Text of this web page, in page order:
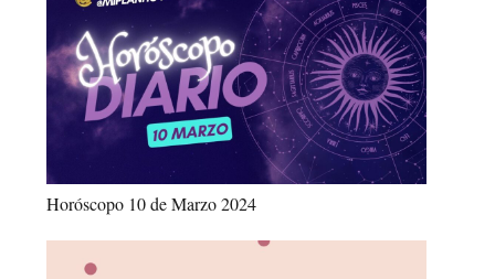
Horóscopo 10 de Marzo 2024